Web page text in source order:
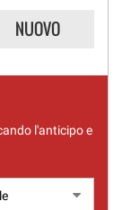
NUOVO
l'anticipo e